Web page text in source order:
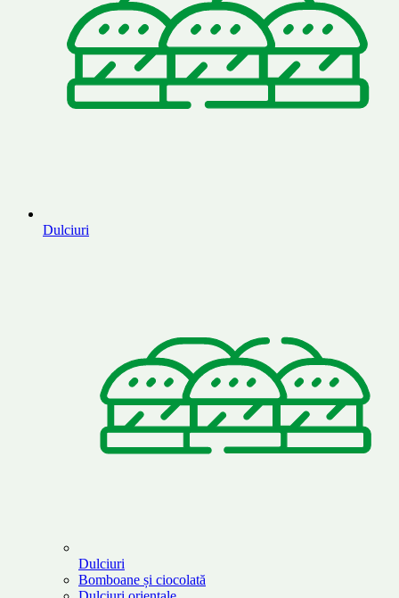
Dulciuri
Dulciuri
Bomboane și ciocolată